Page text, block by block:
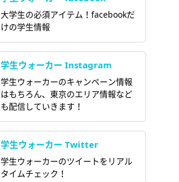
大学生の必須アイテム！facebookだ
けの学生情報
学生ウォーカー Instagram
学生ウォーカーのキャンペーン情報
はもちろん、東京のエリア情報など
も配信していきます！
学生ウォーカー Twitter
学生ウォーカーのツイートをリアル
タイムチェック！